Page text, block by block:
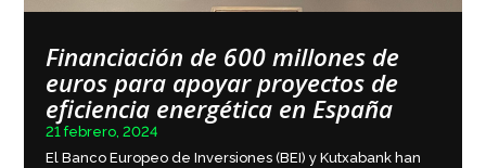
Financiación de 600 millones de
euros para apoyar proyectos de
eficiencia energética en España
21 febrero, 2024
El Banco Europeo de Inversiones (BEI) y Kutxabank han